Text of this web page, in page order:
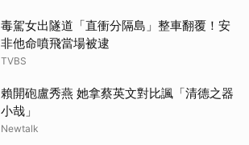
毒駕女出隧道「直衝分隔島」整車翻覆！安
非他命噴飛當場被逮
TVBS
賴開砲盧秀燕 她拿蔡英文對比諷「清德之器
小哉」
Newtalk